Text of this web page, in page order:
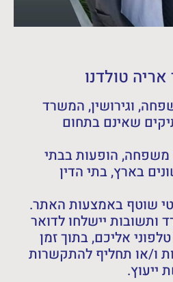
טולדנו
וגירושין, המשרד
שאינם בתחום
משפחה, הופעות בבתי
בארץ, בתי הדין
שוטף באמצעות האתר.
ותשובות יישלחו לדואר
אליכם, בתוך זמן
ו/או תחליף להתקשרות
ייעוץ.